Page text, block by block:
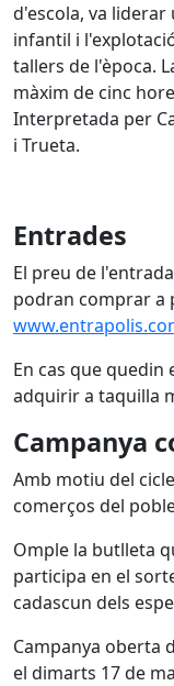
d'escola, va
infantil i
tallers de l'època.
màxim de cinc
Interpretada per
i Trueta.
Entrades
El preu de
podran comprar a
En cas que
adquirir a taquilla
Campanya
Amb motiu del
comerços del
Omple la butlleta
participa en el
cadascun dels
Campanya oberta
el dimarts 17 de